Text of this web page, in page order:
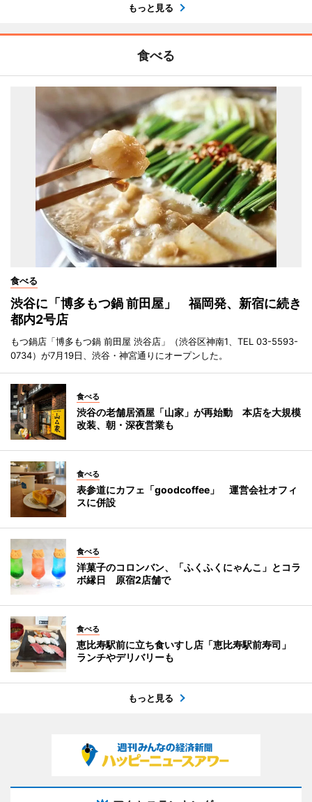
もっと見る
食べる
食べる
渋谷に「博多もつ鍋 前田屋」 福岡発、新宿に続き
都内2号店
もつ鍋店「博多もつ鍋 前田屋 渋谷店」（渋谷区神南1、TEL 03-5593-
0734）が7月19日、渋谷・神宮通りにオープンした。
食べる
渋谷の老舗居酒屋「山家」が再始動 本店を大規模
改装、朝・深夜営業も
食べる
表参道にカフェ「goodcoffee」 運営会社オフィ
スに併設
食べる
洋菓子のコロンバン、「ふくふくにゃんこ」とコラ
ボ縁日 原宿2店舗で
食べる
恵比寿駅前に立ち食いすし店「恵比寿駅前寿司」
ランチやデリバリーも
もっと見る